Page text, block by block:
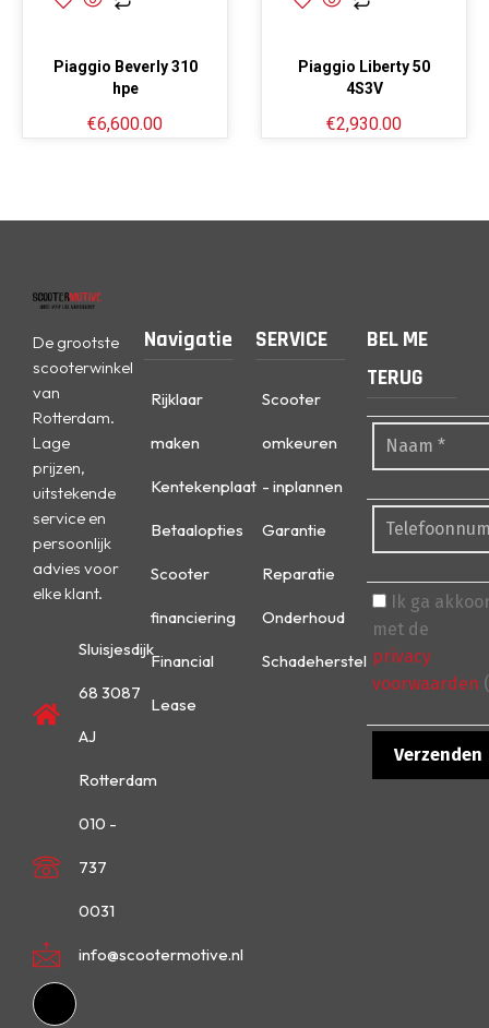
Piaggio Beverly 310
hpe
€6,600.00
Piaggio Liberty 50
4S3V
€2,930.00
De grootste
scooterwinkel
van
Rotterdam.
Lage
prijzen,
uitstekende
service en
persoonlijk
advies voor
elke klant.
Sluisjesdijk
68 3087
AJ
Rotterdam
010 -
737
0031
info@scootermotive.nl
Navigatie
Rijklaar
maken
Kentekenplaat
Betaalopties
Scooter
financiering
Financial
Lease
SERVICE
Scooter
omkeuren
- inplannen
Garantie
Reparatie
Onderhoud
Schadeherstel
BEL ME
TERUG
Ik ga
met de
privacy
voorwaarden